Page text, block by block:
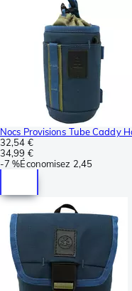
Nocs Provisions Tube Caddy
32,54 €
34,99 €
-7 %Économisez 2,45